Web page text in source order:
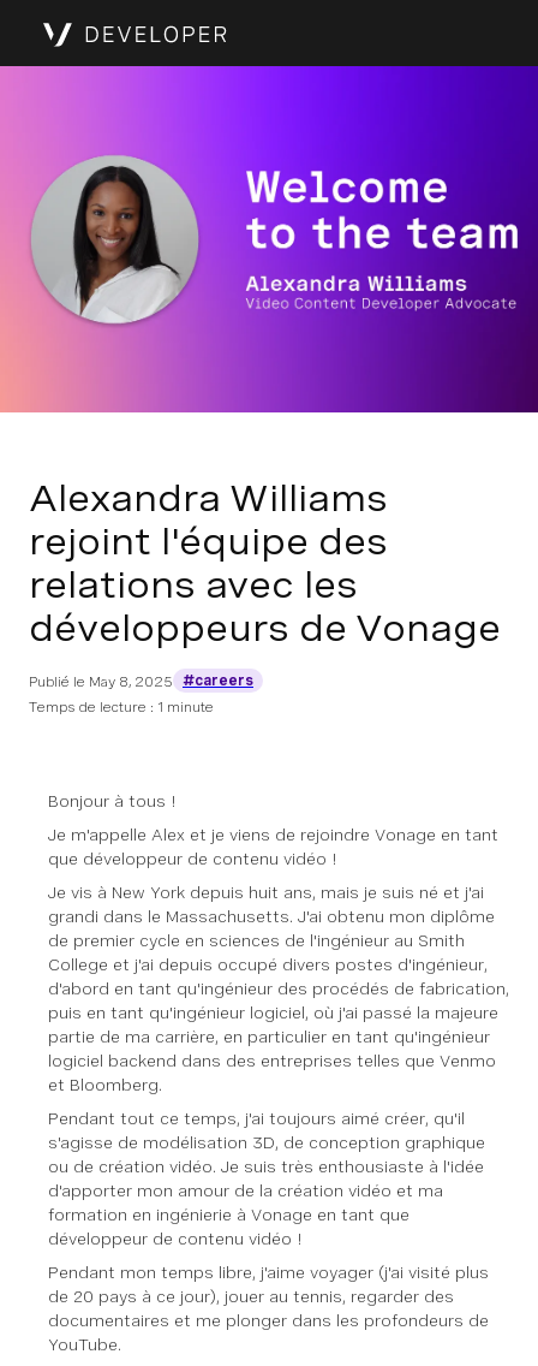
Alexandra Williams
rejoint l'équipe des
relations avec les
développeurs de Vonage
Publié le May 8, 2025
#careers
Temps de lecture : 1 minute
Bonjour à tous !
Je m'appelle Alex et je viens de rejoindre Vonage en tant
que développeur de contenu vidéo !
Je vis à New York depuis huit ans, mais je suis né et j'ai
grandi dans le Massachusetts. J'ai obtenu mon diplôme
de premier cycle en sciences de l'ingénieur au Smith
College et j'ai depuis occupé divers postes d'ingénieur,
d'abord en tant qu'ingénieur des procédés de fabrication,
puis en tant qu'ingénieur logiciel, où j'ai passé la majeure
partie de ma carrière, en particulier en tant qu'ingénieur
logiciel backend dans des entreprises telles que Venmo
et Bloomberg.
Pendant tout ce temps, j'ai toujours aimé créer, qu'il
s'agisse de modélisation 3D, de conception graphique
ou de création vidéo. Je suis très enthousiaste à l'idée
d'apporter mon amour de la création vidéo et ma
formation en ingénierie à Vonage en tant que
développeur de contenu vidéo !
Pendant mon temps libre, j'aime voyager (j'ai visité plus
de 20 pays à ce jour), jouer au tennis, regarder des
documentaires et me plonger dans les profondeurs de
YouTube.